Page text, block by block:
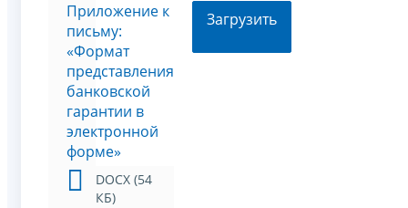
Приложение к
письму:
«Формат
представления
банковской
гарантии в
электронной
форме»
DOCX (54
КБ)
Загрузить